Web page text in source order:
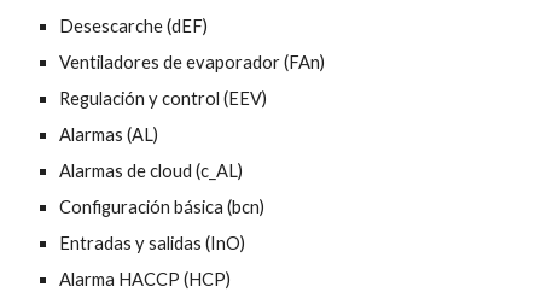
Desescarche (dEF)
Ventiladores de evaporador (FAn)
Regulación y control (EEV)
Alarmas (AL)
Alarmas de cloud (c_AL)
Configuración básica (bcn)
Entradas y salidas (InO)
Alarma HACCP (HCP)